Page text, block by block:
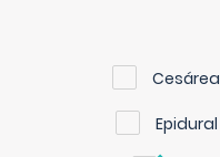
Cesárea
Epidural